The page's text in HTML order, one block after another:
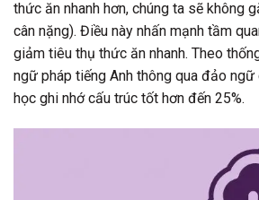
thức ăn nhanh hơn, chúng ta sẽ không
cân nặng). Điều này nhấn mạnh tầm
giảm tiêu thụ thức ăn nhanh. Theo
ngữ pháp tiếng Anh thông qua đảo
học ghi nhớ cấu trúc tốt hơn đến 25%.